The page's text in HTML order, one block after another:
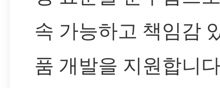
속 가능하고 책임감
품 개발을 지원합니